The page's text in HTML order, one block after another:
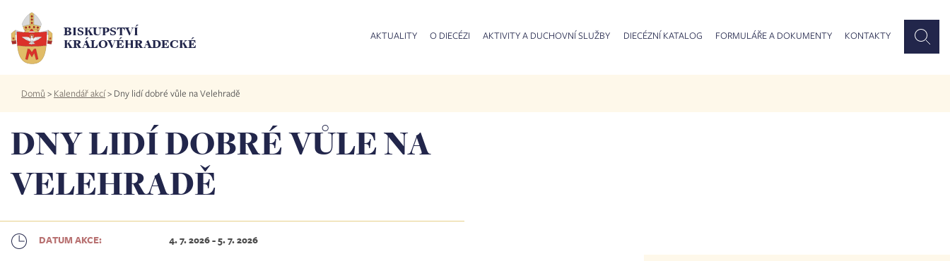
hlavnímu
obsahu
BISKUPSTVÍ
KRÁLOVÉHRADECKÉ
AKTUALITY O DIECÉZI AKTIVITY A DUCHOVNÍ SLUŽBY DIECÉZNÍ KATALOG FORMULÁŘE A DOKUMENTY KONTAKTY
Drobečková
navigace
Domů > Kalendář akcí> Dny lidí dobré vůle na Velehradě
DNY LIDÍ DOBRÉ VŮLE NA
VELEHRADĚ
DATUM AKCE: 4. 7. 2026-5. 7. 2026